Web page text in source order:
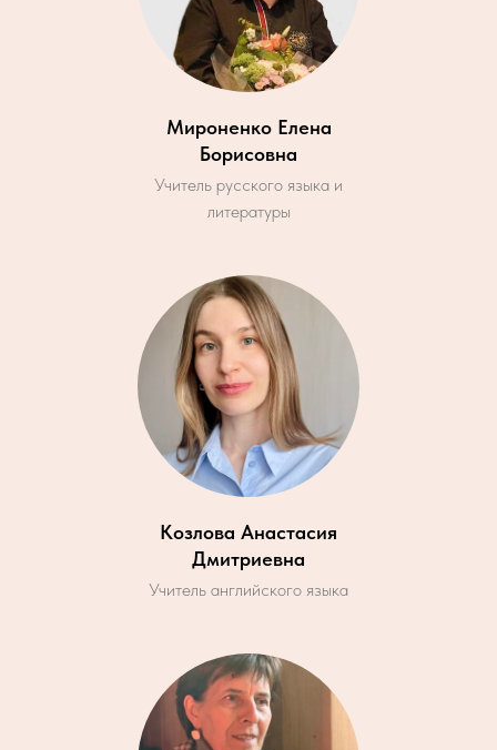
Мироненко Елена
Борисовна
Учитель русского языка и
литературы
Козлова Анастасия
Дмитриевна
Учитель английского языка